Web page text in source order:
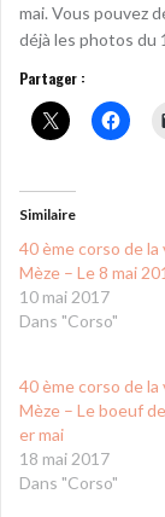
mai. Vous pouvez
déjà les photos du
Partager :
Similaire
40 ème corso de la
Mèze – Le 8 mai
10 mai 2017
Dans "Corso"
40 ème corso de la
Mèze – Le boeuf
er mai
18 mai 2017
Dans "Corso"